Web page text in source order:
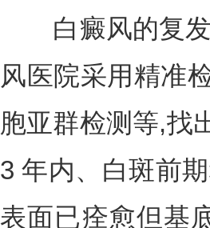
白癜风的复发
风医院采用精准
胞亚群检测等,找
3 年内、白斑前
表面已痊愈但基